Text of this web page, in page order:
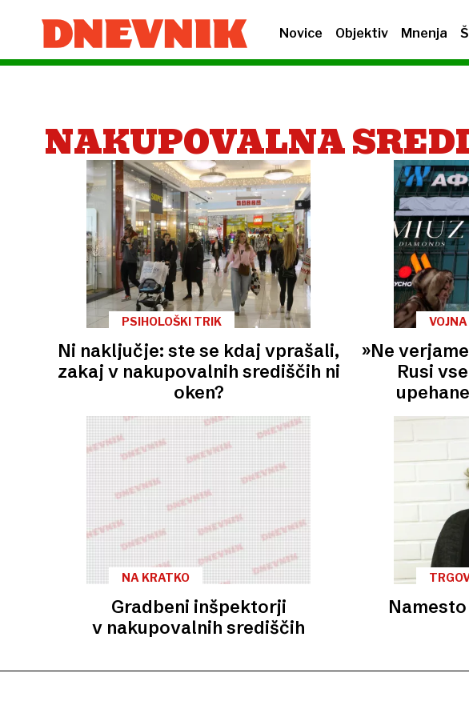
Novice Objektiv Mnenja
NAKUPOVALNA
PSIHOLOŠKI TRIK
Ni naključje: ste se kdaj vprašali,
zakaj v nakupovalnih središčih ni
oken?
»Ne
Rusi
NA KRATKO
Gradbeni inšpektorji
v nakupovalnih središčih